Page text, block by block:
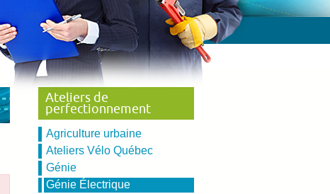
Ateliers de
perfectionnement
Agriculture urbaine
Ateliers Vélo Québec
Génie
Génie Électrique